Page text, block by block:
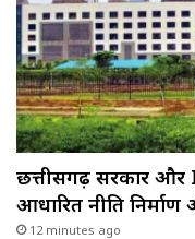
छत्तीसगढ़ सरकार और
आधारित नीति
12 minutes ago